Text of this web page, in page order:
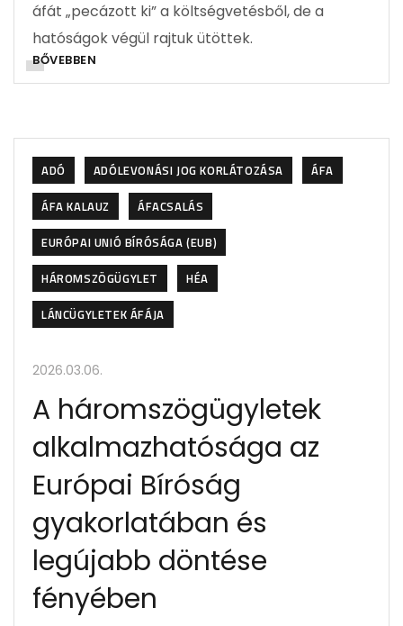
áfát „pecázott ki” a költségvetésből, de a
hatóságok végül rajtuk ütöttek.
BŐVEBBEN
ADÓ ADÓLEVONÁSI JOG KORLÁTOZÁSA
ÁFA
ÁFA KALAUZ
ÁFACSALÁS
EURÓPAI UNIÓ BÍRÓSÁGA (EUB)
HÁROMSZÖGÜGYLET
HÉA
LÁNCÜGYLETEK ÁFÁJA
2026.03.06.
A háromszögügyletek
alkalmazhatósága az
Európai Bíróság
gyakorlatában és
legújabb döntése
fényében ​